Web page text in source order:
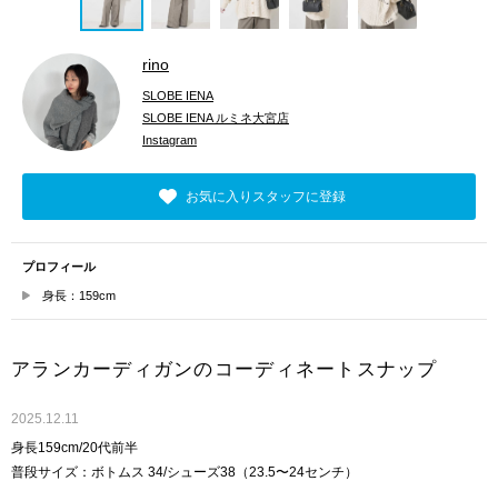
rino
SLOBE IENA
SLOBE IENA ルミネ大宮店
Instagram
お気に入りスタッフに登録
プロフィール
身長：159cm
アランカーディガンのコーディネートスナップ
2025.12.11
身長159cm/20代前半
普段サイズ：ボトムス 34/シューズ38（23.5〜24センチ）